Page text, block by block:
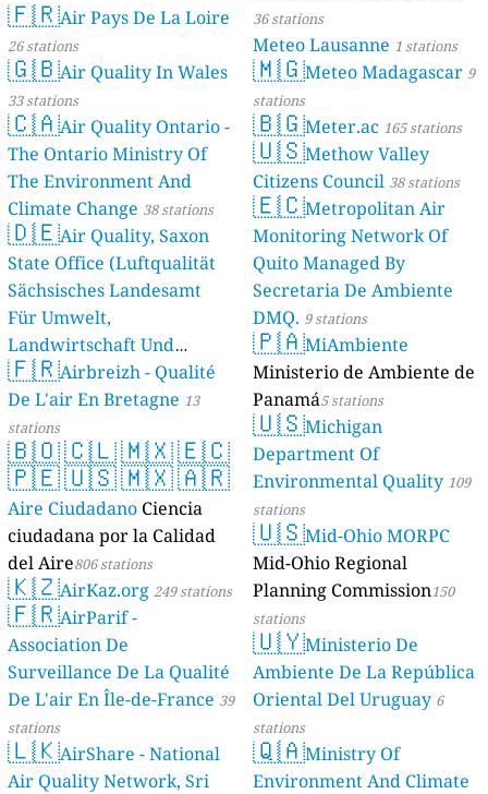
🇫🇷Air Pays De La Loire
26 stations
🇬🇧Air Quality In Wales
33 stations
🇨🇦Air Quality Ontario -
The Ontario Ministry Of
The Environment And
Climate Change 38 stations
🇩🇪Air Quality, Saxon
State Office (Luftqualität
Sächsisches Landesamt
Für Umwelt,
Landwirtschaft Und
Geologie) 50 stations
🇫🇷Airbreizh - Qualité
De L'air En Bretagne 13
stations
🇧🇴🇨🇱🇲🇽🇪🇨
🇵🇪🇺🇸🇲🇽🇦🇷
Aire Ciudadano Ciencia
ciudadana por la Calidad
del Aire806 stations
🇰🇿AirKaz.org 249 stations
🇫🇷AirParif -
Association De
Surveillance De La Qualité
De L'air En Île-de-France 39
stations
🇱🇰AirShare - National
Air Quality Network, Sri
36 stations
Meteo Lausanne 1 stations
🇲🇬Meteo Madagascar 9
stations
🇧🇬Meter.ac 165 stations
🇺🇸Methow Valley
Citizens Council 38 stations
🇪🇨Metropolitan Air
Monitoring Network Of
Quito Managed By
Secretaria De Ambiente
DMQ. 9 stations
🇵🇦MiAmbiente
Ministerio de Ambiente de
Panamá5 stations
🇺🇸Michigan
Department Of
Environmental Quality 109
stations
🇺🇸Mid-Ohio MORPC
Mid-Ohio Regional
Planning Commission150
stations
🇺🇾Ministerio De
Ambiente De La República
Oriental Del Uruguay 6
stations
🇶🇦Ministry Of
Environment And Climate